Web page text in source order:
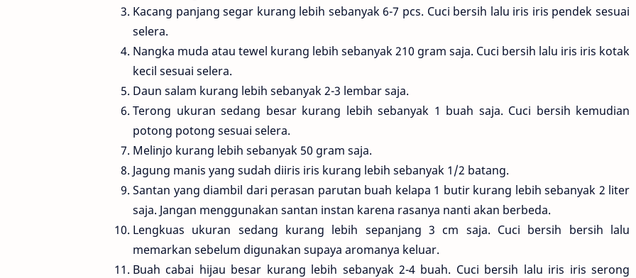
Kacang panjang segar kurang lebih sebanyak 6-7 pcs. Cuci bersih lalu iris iris pendek sesuai
selera.
Nangka muda atau tewel kurang lebih sebanyak 210 gram saja. Cuci bersih lalu iris iris kotak
kecil sesuai selera.
Daun salam kurang lebih sebanyak 2-3 lembar saja.
Terong ukuran sedang besar kurang lebih sebanyak 1 buah saja. Cuci bersih kemudian
potong potong sesuai selera.
Melinjo kurang lebih sebanyak 50 gram saja.
Jagung manis yang sudah diiris iris kurang lebih sebanyak 1/2 batang.
Santan yang diambil dari perasan parutan buah kelapa 1 butir kurang lebih sebanyak 2 liter
saja. Jangan menggunakan santan instan karena rasanya nanti akan berbeda.
Lengkuas ukuran sedang kurang lebih sepanjang 3 cm saja. Cuci bersih bersih lalu
memarkan sebelum digunakan supaya aromanya keluar.
Buah cabai hijau besar kurang lebih sebanyak 2-4 buah. Cuci bersih lalu iris iris serong